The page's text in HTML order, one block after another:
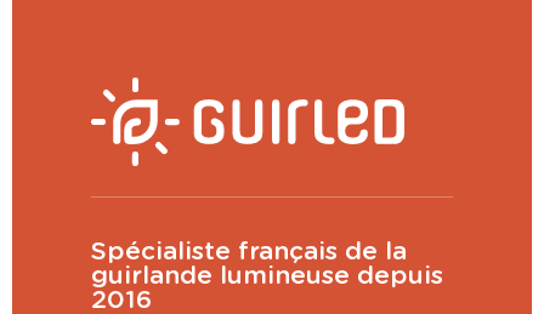
Spécialiste français de la
guirlande lumineuse depuis
2016